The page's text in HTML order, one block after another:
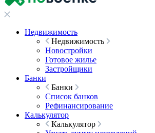
Недвижимость
Недвижимость
Новостройки
Готовое жилье
Застройщики
Банки
Банки
Список банков
Рефинансирование
Калькулятор
Калькулятор